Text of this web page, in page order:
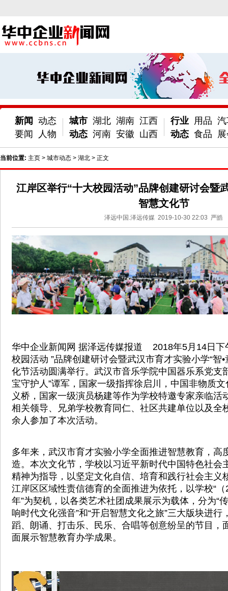
新闻
要闻
动态
人物
城市
动态
湖北 湖南 江西
河南 安徽 山西
行业
动态
用品
食品
当前位置: 主页 > 城市动态 > 湖北 > 正文
江岸区举行“十大校园活动”品牌创建研讨会暨
智慧文化节
泽远中国.泽远传媒 2019-10-30 22:03 严皓
华中企业新闻网 据泽远传媒报道 2018年5月14日下
校园活动 ”品牌创建研讨会暨武汉市育才实验小学“智•
化节活动圆满举行。武汉市音乐学院中国器乐系党支
宝守护人”谭军，国家一级指挥徐启川，中国非物质
义桥，国家一级演员杨建等作为学校特邀专家亲临活
相关领导、兄弟学校教育同仁、社区共建单位以及全
余人参加了本次活动。
多年来，武汉市育才实验小学全面推进智慧教育，高
造。本次文化节，学校以习近平新时代中国特色社会
精神为指导，以坚定文化自信、培育和践行社会主义
江岸区区域性责信德育的全面推进为依托，以学校“
年”为契机，以各类艺术社团成果展示为载体，分为“
响时代文化强音”和“开启智慧文化之旅”三大版块进行
蹈、朗诵、打击乐、民乐、合唱等创意纷呈的节目，
面展示智慧教育办学成果。